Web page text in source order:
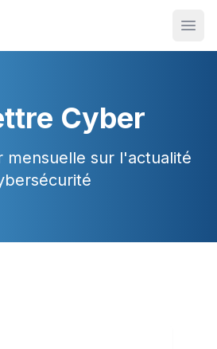
Cyber
mensuelle sur l'actualité